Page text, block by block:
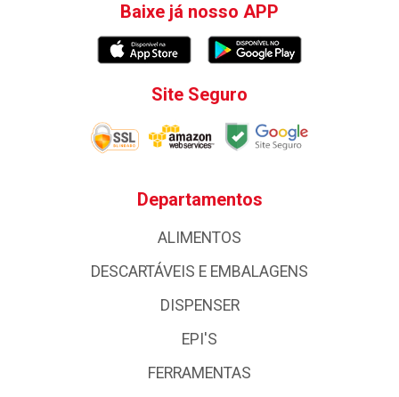
Baixe já nosso APP
Site Seguro
Departamentos
ALIMENTOS
DESCARTÁVEIS E EMBALAGENS
DISPENSER
EPI'S
FERRAMENTAS